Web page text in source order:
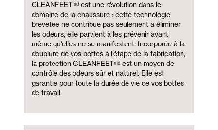
CLEANFEETᵐᵈ est une révolution dans le
domaine de la chaussure : cette technologie
brevetée ne contribue pas seulement à éliminer
les odeurs, elle parvient à les prévenir avant
même qu’elles ne se manifestent. Incorporée à la
doublure de vos bottes à l’étape de la fabrication,
la protection CLEANFEETᵐᵈ est un moyen de
contrôle des odeurs sûr et naturel. Elle est
garantie pour toute la durée de vie de vos bottes
de travail.